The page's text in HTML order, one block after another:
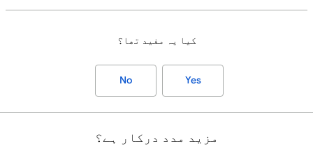
کیا یہ مفید تھا؟
Yes
No
مزید مدد درکار ہے؟